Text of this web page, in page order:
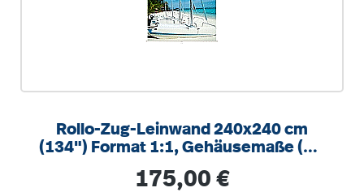
Rollo-Zug-Leinwand 240x240 cm
(134") Format 1:1, Gehäusemaße (B x
Regulärer Preis:
175,00 €